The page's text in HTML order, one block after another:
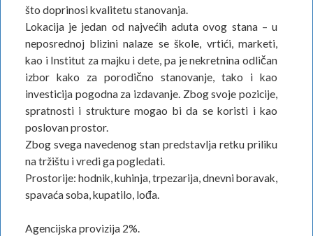
što doprinosi kvalitetu stanovanja.
Lokacija je jedan od najvećih aduta ovog stana – u
neposrednoj blizini nalaze se škole, vrtići, marketi,
kao i Institut za majku i dete, pa je nekretnina odličan
izbor kako za porodično stanovanje, tako i kao
investicija pogodna za izdavanje. Zbog svoje pozicije,
spratnosti i strukture mogao bi da se koristi i kao
poslovan prostor.
Zbog svega navedenog stan predstavlja retku priliku
na tržištu i vredi ga pogledati.
Prostorije: hodnik, kuhinja, trpezarija, dnevni boravak,
spavaća soba, kupatilo, lođa.
Agencijska provizija 2%.